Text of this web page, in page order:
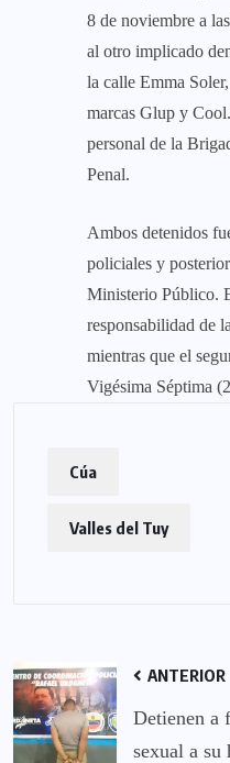
8 de noviembre a
al otro implicado
la calle Emma
marcas Glup y
personal de la
Penal.
Ambos detenidos
policiales y
Ministerio Público.
responsabilidad de
mientras que el
Vigésima Séptima
Cúa
Valles del Tuy
ANTERIOR
Detienen a
sexual a su